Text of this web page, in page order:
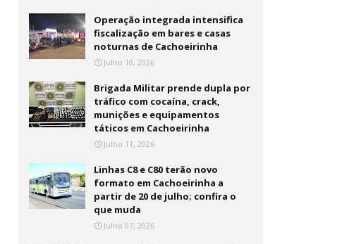
Operação integrada intensifica
fiscalização em bares e casas
noturnas de Cachoeirinha
Julho 10, 2026
Brigada Militar prende dupla por
tráfico com cocaína, crack,
munições e equipamentos
táticos em Cachoeirinha
Julho 11, 2026
Linhas C8 e C80 terão novo
formato em Cachoeirinha a
partir de 20 de julho; confira o
que muda
Julho 07, 2026